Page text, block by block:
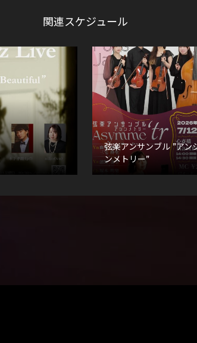
関連スケジュール
弦楽アンサンブル ”アン
ンメトリー”